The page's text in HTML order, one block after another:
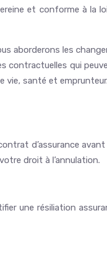
et conforme à
aborderons les
contractuelles qui
santé et
d’assurance
droit à l’annulation.
une résiliation